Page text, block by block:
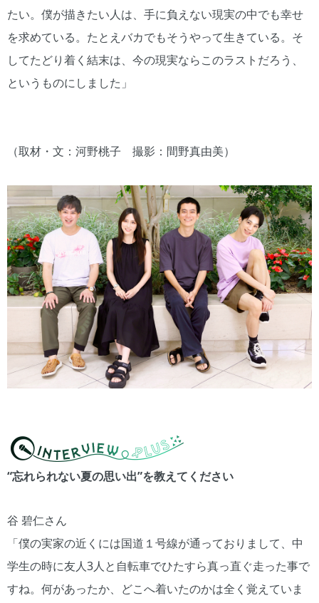
たい。僕が描きたい人は、手に負えない現実の中でも幸せ
を求めている。たとえバカでもそうやって生きている。そ
してたどり着く結末は、今の現実ならこのラストだろう、
というものにしました」
（取材・文：河野桃子 撮影：間野真由美）
“忘れられない夏の思い出”を教えてください
谷 碧仁さん
「僕の実家の近くには国道１号線が通っておりまして、中
学生の時に友人3人と自転車でひたすら真っ直ぐ走った事で
すね。何があったか、どこへ着いたのかは全く覚えていま